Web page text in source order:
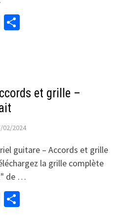
EmailPartager
et grille –
02/2024
guitare – Accords et grille
la grille complète
de …
EmailPartager